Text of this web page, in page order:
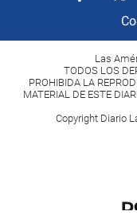
Las
TODOS LOS
PROHIBIDA LA
MATERIAL DE ESTE
Copyright Diario